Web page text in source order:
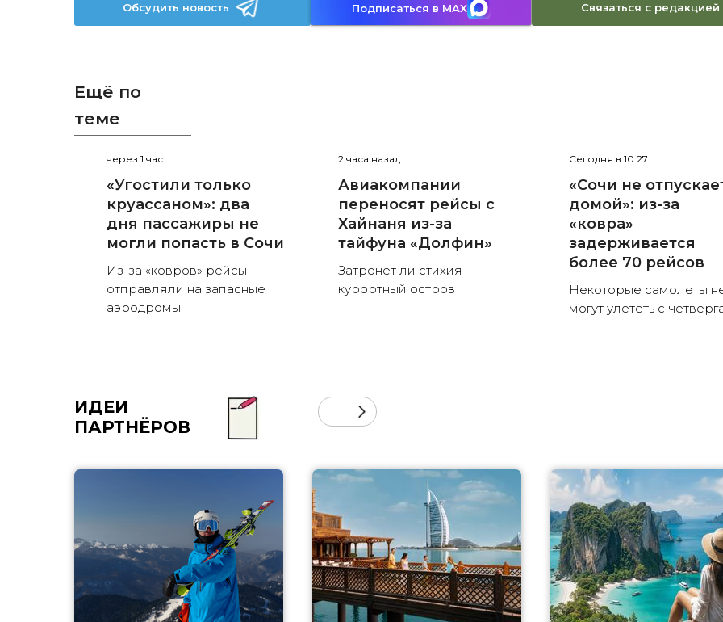
Обсудить новость Подписаться в MAX Связаться с редакцией
Ещё по
теме
через 1 час
«Угостили только
круассаном»: два
дня пассажиры не
могли попасть в Сочи
Из-за «ковров» рейсы
отправляли на запасные
аэродромы
2 часа назад
Авиакомпании
переносят рейсы с
Хайнаня из-за
тайфуна «Долфин»
Затронет ли стихия
курортный остров
Сегодня в 10:27
«Сочи не
домой»: из-за
«ковра»
задерживается
более 70 рейсов
Некоторые самолеты
могут улететь с
ИДЕИ
ПАРТНЁРОВ